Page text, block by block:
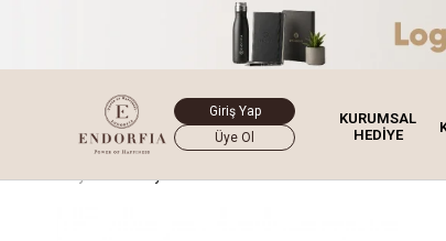
Giriş Yap
Üye Ol
KURUMSAL
HEDİYE